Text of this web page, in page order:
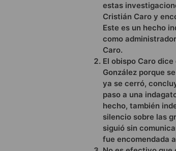
estas
Cristián Caro y
Este es un hecho
como
Caro.
El obispo Caro
González porque
ya se cerró,
paso a una
hecho, también
silencio sobre las
siguió sin
fue encomendada